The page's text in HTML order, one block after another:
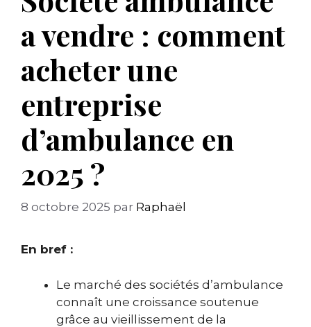
a vendre : comment
acheter une
entreprise
d’ambulance en
2025 ?
8 octobre 2025 par Raphaël
En bref :
Le marché des sociétés d’ambulance
connaît une croissance soutenue
grâce au vieillissement de la